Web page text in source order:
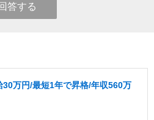
回答する
万円/最短1年で昇格/年収560万